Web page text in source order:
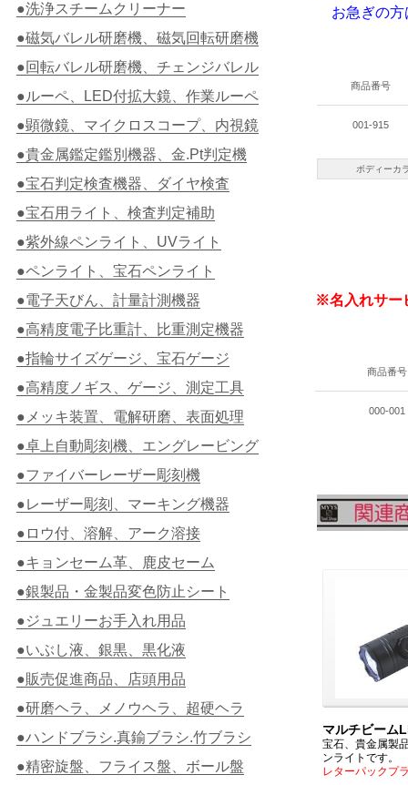
お急ぎの方
商品番号
001-915
ボディーカ
※名入れサー
商品番号
000-001
マルチビーム
宝石、貴金属製
ンライトです。
レターパックプ
●洗浄スチームクリーナー
●磁気バレル研磨機、磁気回転研磨機
●回転バレル研磨機、チェンジバレル
●ルーペ、LED付拡大鏡、作業ルーペ
●顕微鏡、マイクロスコープ、内視鏡
●貴金属鑑定鑑別機器、金.Pt判定機
●宝石判定検査機器、ダイヤ検査
●宝石用ライト、検査判定補助
●紫外線ペンライト、UVライト
●ペンライト、宝石ペンライト
●電子天びん、計量計測機器
●高精度電子比重計、比重測定機器
●指輪サイズゲージ、宝石ゲージ
●高精度ノギス、ゲージ、測定工具
●メッキ装置、電解研磨、表面処理
●卓上自動彫刻機、エングレービング
●ファイバーレーザー彫刻機
●レーザー彫刻、マーキング機器
●ロウ付、溶解、アーク溶接
●キョンセーム革、鹿皮セーム
●銀製品・金製品変色防止シート
●ジュエリーお手入れ用品
●いぶし液、銀黒、黒化液
●販売促進商品、店頭用品
●研磨ヘラ、メノウヘラ、超硬ヘラ
●ハンドブラシ.真鍮ブラシ.竹ブラシ
●精密旋盤、フライス盤、ボール盤